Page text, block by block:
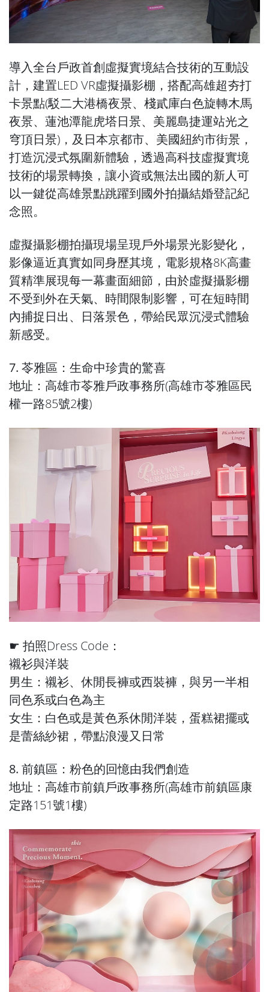
導入全台戶政首創虛擬實境結合技術的互動設
計，建置LED VR虛擬攝影棚，搭配高雄超夯打
卡景點(駁二大港橋夜景、棧貳庫白色旋轉木馬
夜景、蓮池潭龍虎塔日景、美麗島捷運站光之
穹頂日景)，及日本京都市、美國紐約市街景，
打造沉浸式氛圍新體驗，透過高科技虛擬實境
技術的場景轉換，讓小資或無法出國的新人可
以一鍵從高雄景點跳躍到國外拍攝結婚登記紀
念照。
虛擬攝影棚拍攝現場呈現戶外場景光影變化，
影像逼近真實如同身歷其境，電影規格8K高畫
質精準展現每一幕畫面細節，由於虛擬攝影棚
不受到外在天氣、時間限制影響，可在短時間
內捕捉日出、日落景色，帶給民眾沉浸式體驗
新感受。
7. 苓雅區：生命中珍貴的驚喜
地址：高雄市苓雅戶政事務所(高雄市苓雅區民
權一路85號2樓)
☛ 拍照Dress Code：
襯衫與洋裝
男生：襯衫、休閒長褲或西裝褲，與另一半相
同色系或白色為主
女生：白色或是黃色系休閒洋裝，蛋糕裙擺或
是蕾絲紗裙，帶點浪漫又日常
8. 前鎮區：粉色的回憶由我們創造
地址：高雄市前鎮戶政事務所(高雄市前鎮區康
定路151號1樓)